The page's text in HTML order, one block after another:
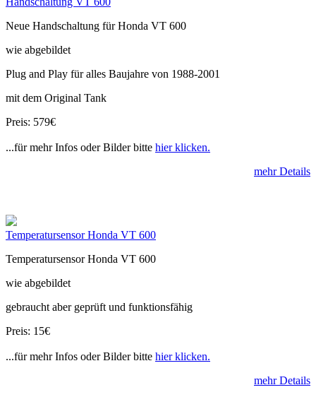
Neue Handschaltung für Honda VT 600
wie abgebildet
Plug and Play für alles Baujahre von 1988-2001
mit dem Original Tank
Preis: 579€
...für mehr Infos oder Bilder bitte hier klicken.
mehr Details
Temperatursensor Honda VT 600
Temperatursensor Honda VT 600
wie abgebildet
gebraucht aber geprüft und funktionsfähig
Preis: 15€
...für mehr Infos oder Bilder bitte hier klicken.
mehr Details